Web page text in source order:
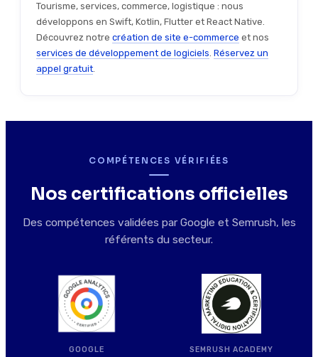
Tourisme, services, commerce, logistique : nous
développons en Swift, Kotlin, Flutter et React Native.
Découvrez notre création de site e-commerce et nos
services de développement de logiciels. Réservez un
appel gratuit.
COMPÉTENCES VÉRIFIÉES
Nos certifications officielles
Des compétences validées par Google et Semrush, les
référents du secteur.
GOOGLE SEMRUSH ACADEMY